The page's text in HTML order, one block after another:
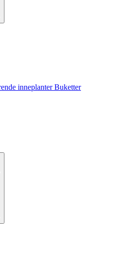
inneplanterBuketter